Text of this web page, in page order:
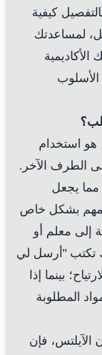
كيفية
لمساعدتك
الأسلوب
هو استخدام
الطرف الآخر.
مما يجعل
مهم بشكل خاص
إلى معلم أو
تكتب "أرسل لي
بينما إذا
المطلوبة
الآيلتس، فإن